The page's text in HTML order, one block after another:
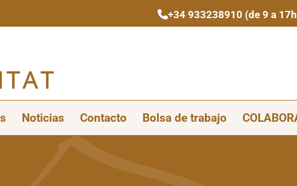
+34 933238910 (de 9 a
Noticias Contacto Bolsa de trabajo